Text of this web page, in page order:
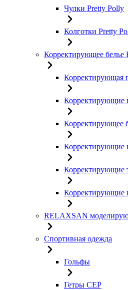
Чулки Pretty Polly
Колготки Pretty
Корректирующее белье
Корректирующая
Корректирующие
Корректирующее
Корректирующие
Корректирующие
Корректирующие
RELAXSAN
Спортивная одежда
Гольфы
Гетры CEP